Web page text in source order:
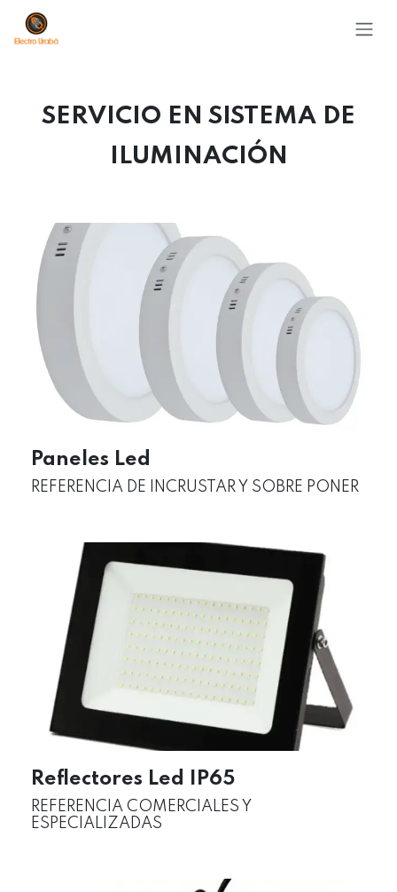
Ir al contenido
SERVICIO EN SISTEMA DE
ILUMINACIÓN
Paneles Led
REFERENCIA DE INCRUSTAR Y SOBRE PONER
Reflectores Led IP65
REFERENCIA COMERCIALES Y
ESPECIALIZADAS